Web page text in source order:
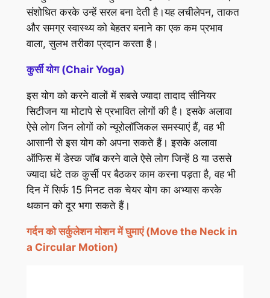
संशोधित करके उन्हें सरल बना देती है।यह लचीलेपन, ताकत
और समग्र स्वास्थ्य को बेहतर बनाने का एक कम प्रभाव
वाला, सुलभ तरीका प्रदान करता है।
कुर्सी योग (Chair Yoga)
इस योग को करने वालों में सबसे ज्यादा तादाद सीनियर
सिटीजन या मोटापे से प्रभावित लोगों की है। इसके अलावा
ऐसे लोग जिन लोगों को न्यूरोलॉजिकल समस्याएं हैं, वह भी
आसानी से इस योग को अपना सकते हैं। इसके अलावा
ऑफिस में डेस्क जॉब करने वाले ऐसे लोग जिन्हें 8 या उससे
ज्यादा घंटे तक कुर्सी पर बैठकर काम करना पड़ता है, वह भी
दिन में सिर्फ 15 मिनट तक चेयर योग का अभ्यास करके
थकान को दूर भगा सकते हैं।
गर्दन को सर्कुलेशन मोशन में घुमाएं (Move the Neck in
a Circular Motion)